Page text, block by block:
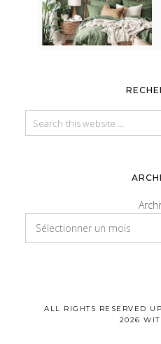
ALL RIGHTS RESERVED
2026